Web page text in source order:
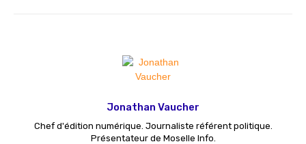
Jonathan Vaucher
Chef d'édition numérique. Journaliste référent politique.
Présentateur de Moselle Info.